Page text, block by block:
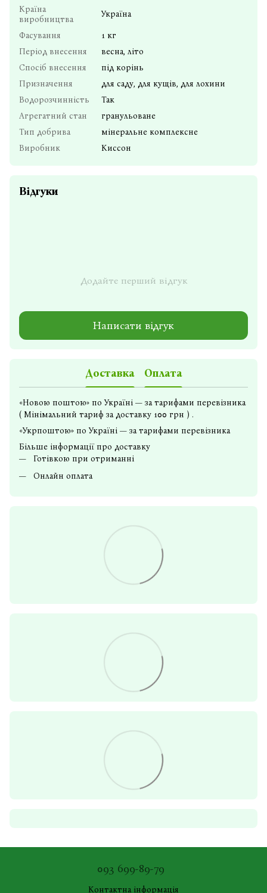
Країна
виробництва
Україна
Фасування
1 кг
Період внесення
весна, літо
Спосіб внесення
під корінь
Призначення
для саду, для кущів, для лохини
Водорозчинність
Так
Агрегатний стан
гранульоване
Тип добрива
мінеральне комплексне
Виробник
Киссон
Відгуки
Додайте перший відгук
Написати відгук
Доставка Оплата
«Новою поштою» по Україні — за тарифами перевізника
( Мінімальний тариф за доставку 100 грн ) .
«Укрпоштою» по Україні — за тарифами перевізника
Більше інформації про доставку
Готівкою при отриманні
Онлайн оплата
093 699-89-79
Контактна інформація